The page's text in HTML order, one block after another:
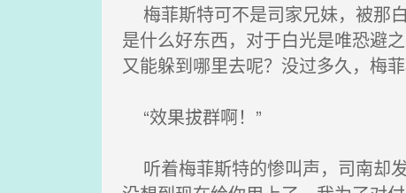
梅菲斯特可不是司家兄妹，被那
是什么好东西，对于白光是唯恐避
又能躲到哪里去呢？没过多久，梅
“效果拔群啊！”
听着梅菲斯特的惨叫声，司南却